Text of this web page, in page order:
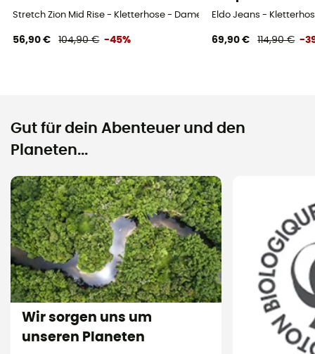
Stretch Zion Mid Rise - Kletterhose - Damen
56,90 € 104,90 € -45%
Eldo Jeans -
69,90 € 114,90 € -
Gut für dein Abenteuer und den
Planeten...
Wir sorgen uns um
unseren Planeten